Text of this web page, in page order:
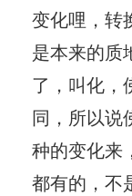
变化哩，转
是本来的质
了，叫化，
同，所以说
种的变化来
都有的，不